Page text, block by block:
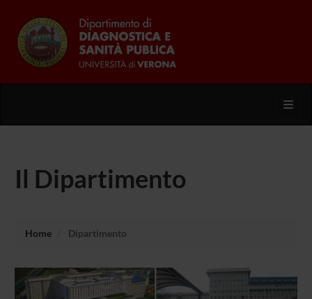
Il Dipartimento
Home Dipartimento